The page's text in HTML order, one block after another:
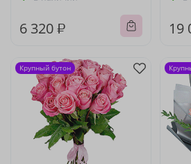
6 320 ₽ 19
Крупный бутон